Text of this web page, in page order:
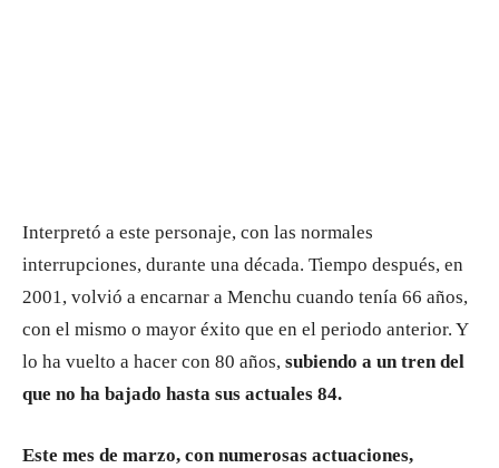
Interpretó a este personaje, con las normales
interrupciones, durante una década. Tiempo después, en
2001, volvió a encarnar a Menchu cuando tenía 66 años,
con el mismo o mayor éxito que en el periodo anterior. Y
lo ha vuelto a hacer con 80 años, subiendo a un tren del
que no ha bajado hasta sus actuales 84.
Este mes de marzo, con numerosas actuaciones,